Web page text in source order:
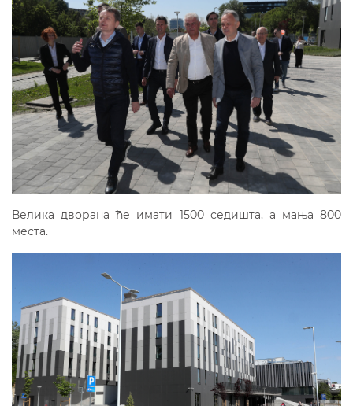
Велика дворана ће имати 1500 седишта, а мања 800
места.